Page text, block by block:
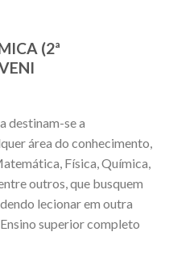
(2ª
destinam-se a
área do conhecimento,
Física, Química,
outros, que busquem
lecionar em outra
superior completo